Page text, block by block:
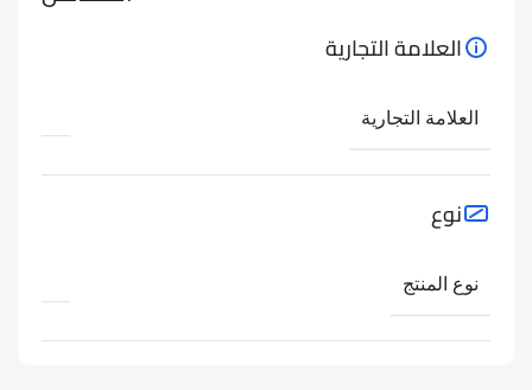
العلامة التجارية
العلامة التجارية
نوع
نوع المنتج